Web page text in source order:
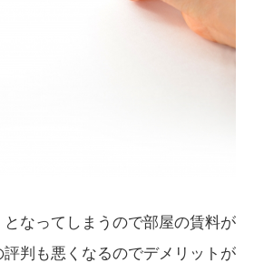
となってしまうので部屋の賃料が
判も悪くなるのでデメリットが